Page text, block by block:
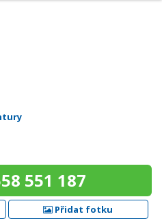
551 187
Přidat fotku